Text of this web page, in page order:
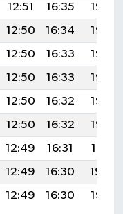
12:51 16:35
19:38
12:50 16:34
19:37
12:50 16:33
19:36
12:50 16:33
19:35
12:50 16:32
19:33
12:50 16:32
19:32
12:49 16:31
19:31
12:49 16:30
19:29
12:49 16:30 19:28